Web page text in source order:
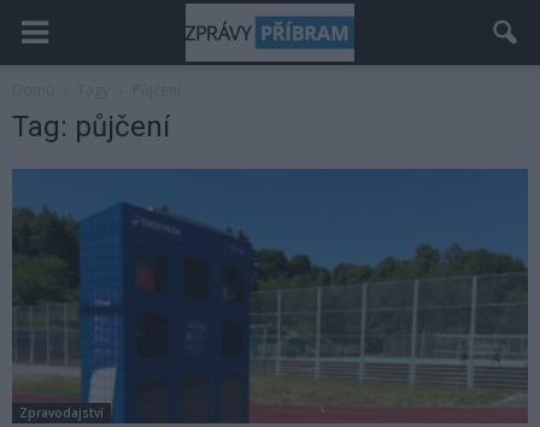
Tag: půjčení
Zpravodajství